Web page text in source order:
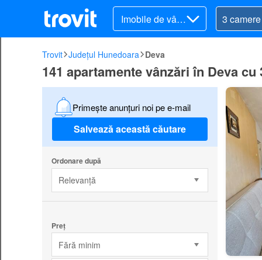
Imobile de vânz
are
Trovit Județul Hunedoara Deva
141 apartamente vânzări în Deva cu
Primește anunțuri noi pe e-mail
Salvează această căutare
Ordonare după
Relevanță
Preț
Fără minim